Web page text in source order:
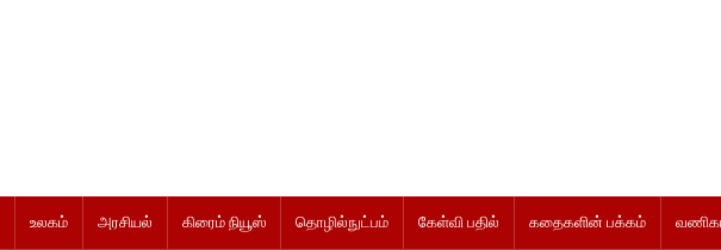
உலகம் அரசியல் கிரைம் நியூஸ் தொழில்நுட்பம் கேள்வி பதில் கதைகளின் பக்கம்